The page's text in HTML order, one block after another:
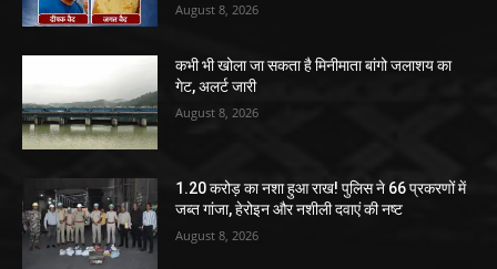
August 8, 2026
कभी भी खोला जा सकता है मिनीमाता बांगो जलाशय का
गेट, अलर्ट जारी
August 8, 2026
1.20 करोड़ का नशा हुआ राख! पुलिस ने 66 प्रकरणों में
जब्त गांजा, हेरोइन और नशीली दवाएं की नष्ट
August 8, 2026